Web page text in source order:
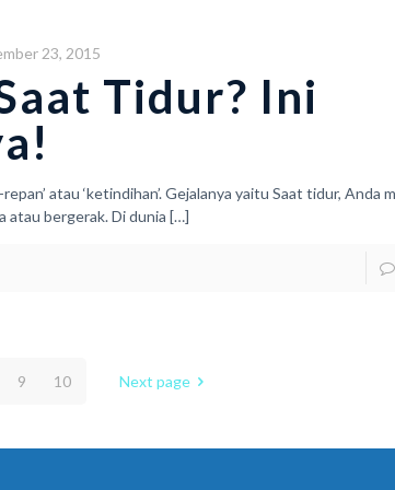
23, 2015
Tidur? Ini
atau ‘ketindihan’. Gejalanya yaitu Saat tidur, Anda
atau bergerak. Di dunia […]
9 10 Next page